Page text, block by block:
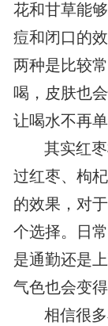
花和甘草能
痘和闭口的
两种是比较
喝，皮肤也
让喝水不再单
其实红
过红枣、枸
的效果，对
个选择。日
是通勤还是
气色也会变
相信很